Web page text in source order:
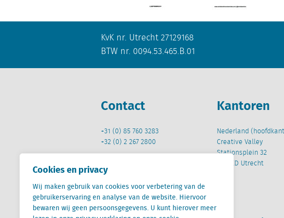
Cookies en privacy
Wij maken gebruik van cookies voor verbetering van de
gebruikerservaring en analyse van de website. Hiervoor
bewaren wij geen persoonsgegevens. U kunt hierover meer
KvK nr. Utrecht 27129168
BTW nr. 0094.53.465.B.01
Contact
+31 (0) 85 760 3283
+32 (0) 2 267 2800
Kantoren
Nederland
Creative Valley
Stationsplein 32
3511 ED Utrecht